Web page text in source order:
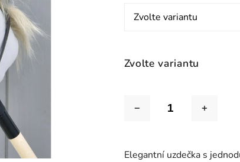
Zvolte variantu
Elegantní uzdečka s